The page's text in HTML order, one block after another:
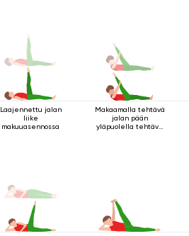
Laajennettu jalan
liike
makuuasennossa
Makaamalla tehtävä
jalan pään
yläpuolella tehtävä